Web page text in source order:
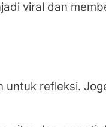
viral dan
refleksi.